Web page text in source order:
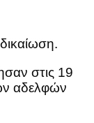
στις 19
αδελφών